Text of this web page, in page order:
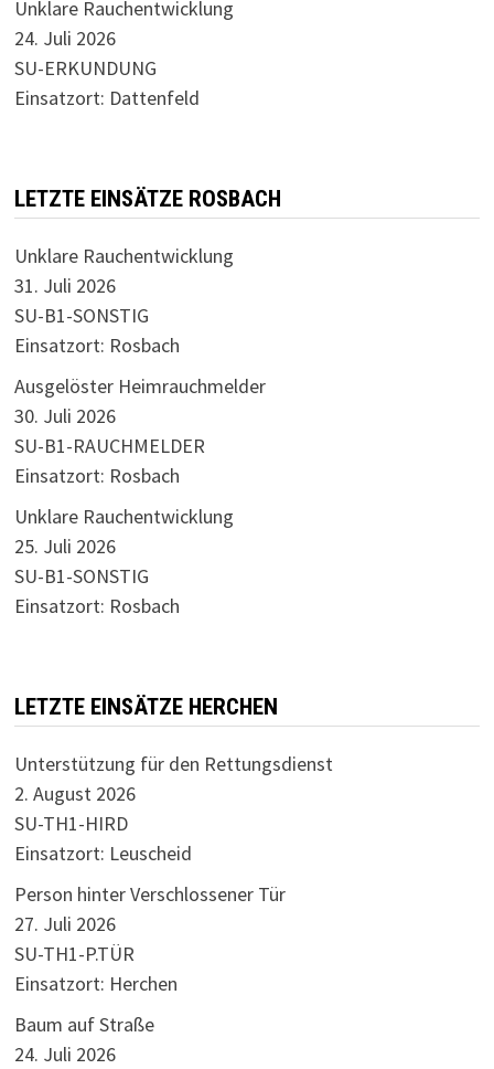
Unklare Rauchentwicklung
24. Juli 2026
SU-ERKUNDUNG
Einsatzort: Dattenfeld
LETZTE EINSÄTZE ROSBACH
Unklare Rauchentwicklung
31. Juli 2026
SU-B1-SONSTIG
Einsatzort: Rosbach
Ausgelöster Heimrauchmelder
30. Juli 2026
SU-B1-RAUCHMELDER
Einsatzort: Rosbach
Unklare Rauchentwicklung
25. Juli 2026
SU-B1-SONSTIG
Einsatzort: Rosbach
LETZTE EINSÄTZE HERCHEN
Unterstützung für den Rettungsdienst
2. August 2026
SU-TH1-HIRD
Einsatzort: Leuscheid
Person hinter Verschlossener Tür
27. Juli 2026
SU-TH1-P.TÜR
Einsatzort: Herchen
Baum auf Straße
24. Juli 2026